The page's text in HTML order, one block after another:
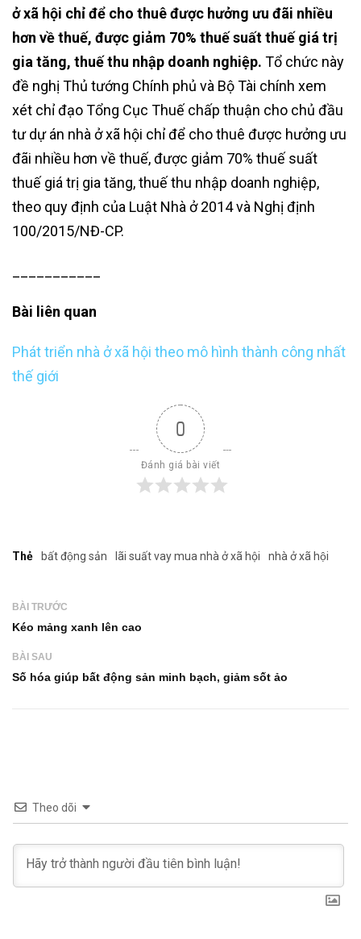
ở xã hội chỉ để cho thuê được hưởng ưu đãi nhiều
hơn về thuế, được giảm 70% thuế suất thuế giá trị
gia tăng, thuế thu nhập doanh nghiệp. Tổ chức này
đề nghị Thủ tướng Chính phủ và Bộ Tài chính xem
xét chỉ đạo Tổng Cục Thuế chấp thuận cho chủ đầu
tư dự án nhà ở xã hội chỉ để cho thuê được hưởng ưu
đãi nhiều hơn về thuế, được giảm 70% thuế suất
thuế giá trị gia tăng, thuế thu nhập doanh nghiệp,
theo quy định của Luật Nhà ở 2014 và Nghị định
100/2015/NĐ-CP.
___________
Bài liên quan
Phát triển nhà ở xã hội theo mô hình thành công nhất
thế giới
0
Đánh giá bài viết
Thẻ bất động sản lãi suất vay mua nhà ở xã hội nhà ở xã hội
BÀI TRƯỚC
Kéo mảng xanh lên cao
BÀI SAU
Số hóa giúp bất động sản minh bạch, giảm sốt ảo
Theo dõi